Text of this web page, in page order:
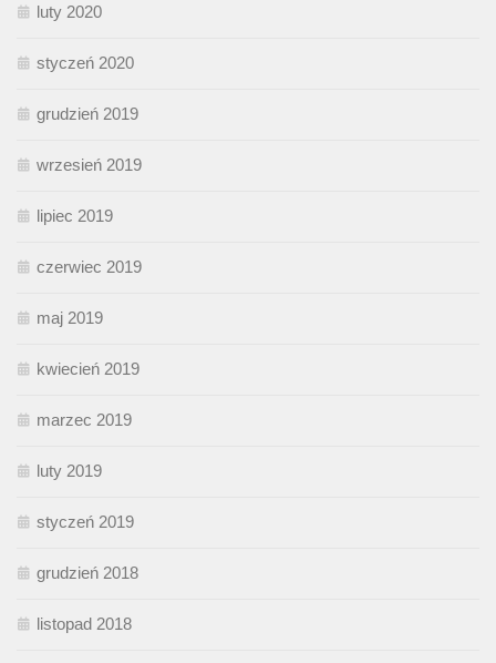
luty 2020
styczeń 2020
grudzień 2019
wrzesień 2019
lipiec 2019
czerwiec 2019
maj 2019
kwiecień 2019
marzec 2019
luty 2019
styczeń 2019
grudzień 2018
listopad 2018